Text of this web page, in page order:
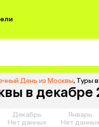
День из Москвы, Туры
в декабре
Декабрь
Нет данных
Январь
Нет данных